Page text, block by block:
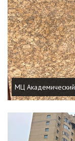
МЦ Академический